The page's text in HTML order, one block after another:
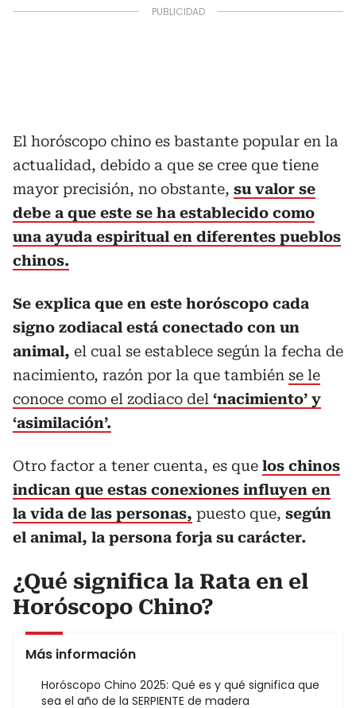
El horóscopo chino es bastante popular en la
actualidad, debido a que se cree que tiene
mayor precisión, no obstante, su valor se
debe a que este se ha establecido como
una ayuda espiritual en diferentes pueblos
chinos.
Se explica que en este horóscopo cada
signo zodiacal está conectado con un
animal, el cual se establece según la fecha de
nacimiento, razón por la que también se le
conoce como el zodiaco del ‘nacimiento’ y
‘asimilación’.
Otro factor a tener cuenta, es que los chinos
indican que estas conexiones influyen en
la vida de las personas, puesto que, según
el animal, la persona forja su carácter.
¿Qué significa la Rata en el
Horóscopo Chino?
Más información
Horóscopo Chino 2025: Qué es y qué significa que
sea el año de la SERPIENTE de madera